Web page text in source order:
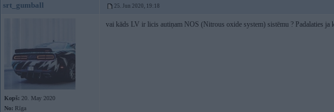
srt_gumball 25. Jun 2020, 19:18
Kopš: 20. May 2020
No: Rīga
vai kāds LV ir licis autiņam NOS (Nitrous oxide system) sistēmu ? Padalaties ja